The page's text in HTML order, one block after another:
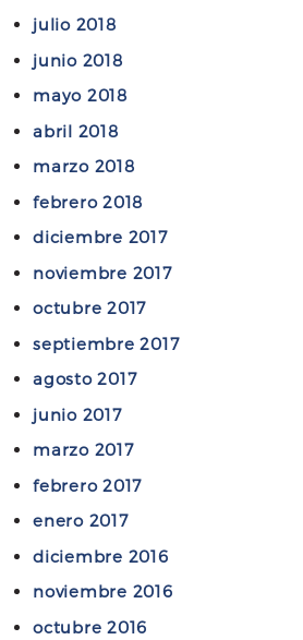
julio 2018
junio 2018
mayo 2018
abril 2018
marzo 2018
febrero 2018
diciembre 2017
noviembre 2017
octubre 2017
septiembre 2017
agosto 2017
junio 2017
marzo 2017
febrero 2017
enero 2017
diciembre 2016
noviembre 2016
octubre 2016